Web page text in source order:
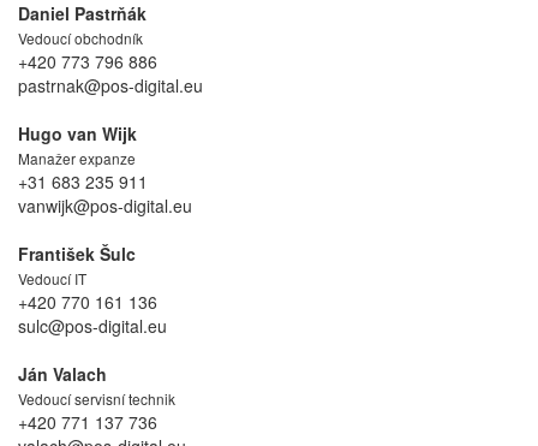
Daniel Pastrňák
Vedoucí obchodník
+420 773 796 886
pastrnak@pos-digital.eu
Hugo van Wijk
Manažer expanze
+31 683 235 911
vanwijk@pos-digital.eu
František Šulc
Vedoucí IT
+420 770 161 136
sulc@pos-digital.eu
Ján Valach
Vedoucí servisní technik
+420 771 137 736